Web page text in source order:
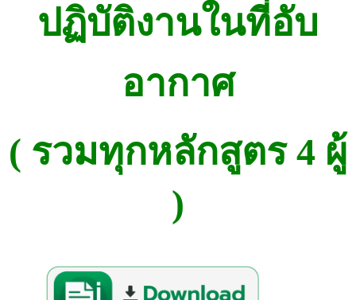
ปฏิบัติงานในที่อับ
อากาศ
( รวมทุกหลักสูตร 4 ผู้
)